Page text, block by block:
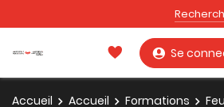
Se
Accueil Accueil Formations